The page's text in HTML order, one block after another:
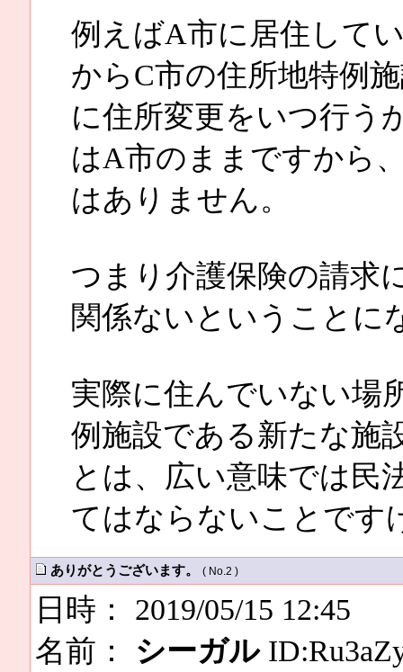
例えばA市に居住して
からC市の住所地特例
に住所変更をいつ行う
はA市のままですから
はありません。
つまり介護保険の請求
関係ないということに
実際に住んでいない場
例施設である新たな施
とは、広い意味では民
てはならないことです
ありがとうございます。 ( No.2 )
日時： 2019/05/15 12:45
名前： シーガル